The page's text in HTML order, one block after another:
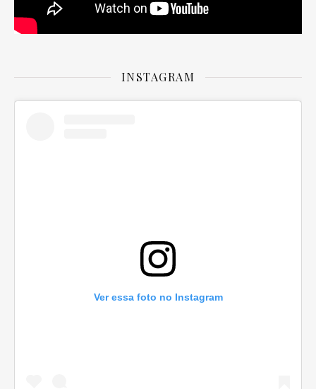
INSTAGRAM
Ver essa foto no Instagram